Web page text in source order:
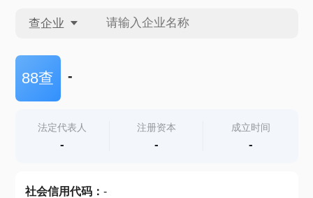
查企业
查企业
查产地
88查 -
法定代表人
-
注册资本
-
成立时间
-
社会信用代码： -